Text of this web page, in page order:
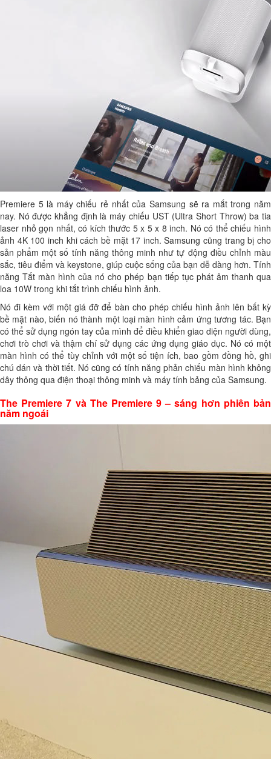
Premiere 5 là máy chiếu rẻ nhất của Samsung sẽ ra mắt trong năm
nay. Nó được khẳng định là máy chiếu UST (Ultra Short Throw) ba tia
laser nhỏ gọn nhất, có kích thước 5 x 5 x 8 inch. Nó có thể chiếu hình
ảnh 4K 100 inch khi cách bề mặt 17 inch. Samsung cũng trang bị cho
sản phẩm một số tính năng thông minh như tự động điều chỉnh màu
sắc, tiêu điểm và keystone, giúp cuộc sống của bạn dễ dàng hơn. Tính
năng Tắt màn hình của nó cho phép bạn tiếp tục phát âm thanh qua
loa 10W trong khi tắt trình chiếu hình ảnh.
Nó đi kèm với một giá đỡ để bàn cho phép chiếu hình ảnh lên bất kỳ
bề mặt nào, biến nó thành một loại màn hình cảm ứng tương tác. Bạn
có thể sử dụng ngón tay của mình để điều khiển giao diện người dùng,
chơi trò chơi và thậm chí sử dụng các ứng dụng giáo dục. Nó có một
màn hình có thể tùy chỉnh với một số tiện ích, bao gồm đồng hồ, ghi
chú dán và thời tiết. Nó cũng có tính năng phản chiếu màn hình không
dây thông qua điện thoại thông minh và máy tính bảng của Samsung.
The Premiere 7 và The Premiere 9 – sáng hơn phiên bản
năm ngoái